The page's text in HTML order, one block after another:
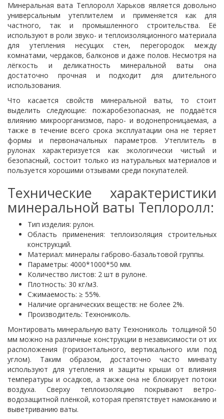
Минеральная вата Теплоролл Харьков является довольно
универсальным утеплителем и применяется как для
частного, так и промышленного строительства. Её
используют в роли звуко- и теплоизоляционного материала
для утепления несущих стен, перегородок между
комнатами, чердаков, балконов и даже полов. Несмотря на
лёгкость и деликатность минеральной ваты она
достаточно прочная и подходит для длительного
использования.
Что касается свойств минеральной ваты, то стоит
выделить следующие: пожаробезопасная, не поддаётся
влиянию микроорганизмов, паро- и водонепроницаемая, а
также в течение всего срока эксплуатации она не теряет
формы и первоначальных параметров. Утеплитель в
рулонах характеризуется как экологически чистый и
безопасный, состоит только из натуральных материалов и
пользуется хорошими отзывами среди покупателей.
Технические характеристики
минеральной ваты Теплоролл:
Тип изделия: рулон.
Область применения: теплоизоляция строительных
конструкций.
Материал: минералы габрово-базальтовой группы.
Параметры: 4000*1000*50 мм.
Количество листов: 2 шт в рулоне.
Плотность: 30 кг/м3.
Сжимаемость: ≥ 55%.
Наличие органических веществ: не более 2%.
Производитель: Технониколь.
Монтировать минеральную вату Технониколь толщиной 50
мм можно на различные конструкции в независимости от их
расположения (горизонтального, вертикального или под
углом). Таким образом, достаточно часто минвату
используют для утепления и защиты крыши от влияния
температуры и осадков, а также она не блокирует потоки
воздуха. Сверху теплоизоляцию покрывают ветро-
водозащитной плёнкой, которая препятствует намоканию и
выветриванию ваты.